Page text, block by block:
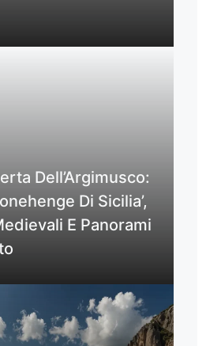
Dell’Argimusco:
Di Sicilia’,
E Panorami